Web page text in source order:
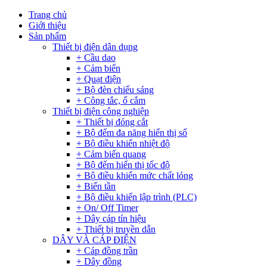
Trang chủ
Giới thiệu
Sản phẩm
Thiết bị điện dân dụng
+ Cầu dao
+ Cảm biến
+ Quạt điện
+ Bộ đèn chiếu sáng
+ Công tắc, ổ cắm
Thiết bị điện công nghiệp
+ Thiết bị đóng cắt
+ Bộ đếm đa năng hiển thị số
+ Bộ điều khiển nhiệt độ
+ Cảm biến quang
+ Bộ đếm hiển thị tốc độ
+ Bộ điều khiển mức chất lỏng
+ Biến tần
+ Bộ điều khiển lập trình (PLC)
+ On/ Off Timer
+ Dây cáp tín hiệu
+ Thiết bị truyền dẫn
DÂY VÀ CÁP ĐIỆN
+ Cáp đồng trần
+ Dây đồng